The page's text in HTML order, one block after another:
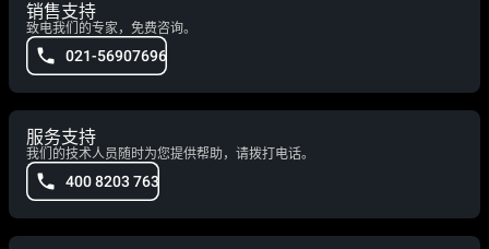
销售支持
致电我们的专家，免费咨询。
021-56907696
服务支持
我们的技术人员随时为您提供帮助，请拨打电话。
400 8203 763